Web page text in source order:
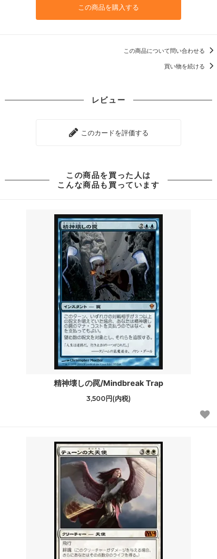
この商品を購入する
この商品について問い合わせる
買い物を続ける
レビュー
このカードを評価する
この商品を買った人は
こんな商品も買っています
精神壊しの罠/Mindbreak Trap
3,500円(内税)